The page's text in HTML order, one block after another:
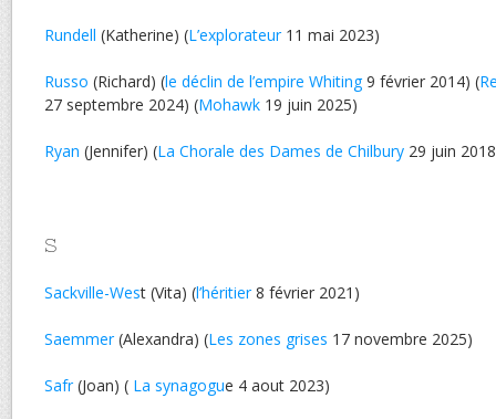
Rundell (Katherine) (L’explorateur11 mai 2023)
Russo (Richard) (le déclin de l’empire Whiting9 février 2014) (
27 septembre 2024) (Mohawk 19 juin 2025)
Ryan (Jennifer) (La Chorale des Dames de Chilbury 29 juin
S
Sackville-West (Vita) (l’héritier8 février 2021)
Saemmer(Alexandra) (Les zones grises 17 novembre 2025)
Safr(Joan) ( La synagogue 4 aout 2023)